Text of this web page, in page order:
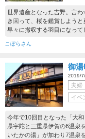
世界遺産となった吉野。言
き回って、桜を鑑賞しよう
早々に撤収する羽目になって
こぼらさん
御湯
2019/
夫婦
イベ
今年で10回目となった「大
県宇陀と三重県伊賀の6温泉
いたかの湯」が加わり7温泉